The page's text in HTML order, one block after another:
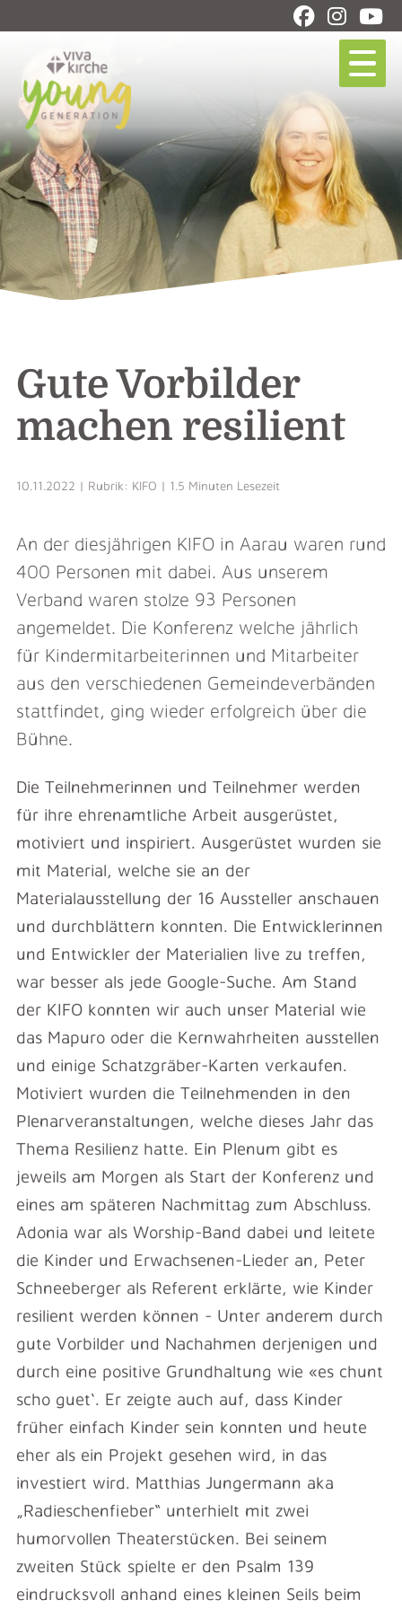
Gute Vorbilder
machen resilient
10.11.2022 | Rubrik: KIFO | 1.5 Minuten Lesezeit
An der diesjährigen KIFO in Aarau waren rund
400 Personen mit dabei. Aus unserem
Verband waren stolze 93 Personen
angemeldet. Die Konferenz welche jährlich
für Kindermitarbeiterinnen und Mitarbeiter
aus den verschiedenen Gemeindeverbänden
stattfindet, ging wieder erfolgreich über die
Bühne.
Die Teilnehmerinnen und Teilnehmer werden
für ihre ehrenamtliche Arbeit ausgerüstet,
motiviert und inspiriert. Ausgerüstet wurden sie
mit Material, welche sie an der
Materialausstellung der 16 Aussteller anschauen
und durchblättern konnten. Die Entwicklerinnen
und Entwickler der Materialien live zu treffen,
war besser als jede Google-Suche. Am Stand
der KIFO konnten wir auch unser Material wie
das Mapuro oder die Kernwahrheiten ausstellen
und einige Schatzgräber-Karten verkaufen.
Motiviert wurden die Teilnehmenden in den
Plenarveranstaltungen, welche dieses Jahr das
Thema Resilienz hatte. Ein Plenum gibt es
jeweils am Morgen als Start der Konferenz und
eines am späteren Nachmittag zum Abschluss.
Adonia war als Worship-Band dabei und leitete
die Kinder und Erwachsenen-Lieder an, Peter
Schneeberger als Referent erklärte, wie Kinder
resilient werden können - Unter anderem durch
gute Vorbilder und Nachahmen derjenigen und
durch eine positive Grundhaltung wie «es chunt
scho guet‘. Er zeigte auch auf, dass Kinder
früher einfach Kinder sein konnten und heute
eher als ein Projekt gesehen wird, in das
investiert wird. Matthias Jungermann aka
„Radieschenfieber“ unterhielt mit zwei
humorvollen Theaterstücken. Bei seinem
zweiten Stück spielte er den Psalm 139
eindrucksvoll anhand eines kleinen Seils beim